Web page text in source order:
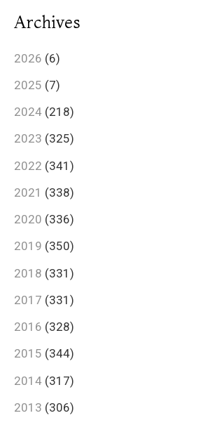
Archives
2026 (6)
2025 (7)
2024 (218)
2023 (325)
2022 (341)
2021 (338)
2020 (336)
2019 (350)
2018 (331)
2017 (331)
2016 (328)
2015 (344)
2014 (317)
2013 (306)